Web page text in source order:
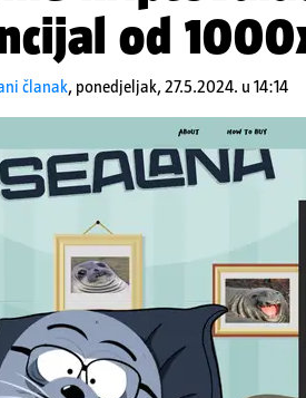
od
članak, ponedjeljak, 27.5.2024. u 14:14